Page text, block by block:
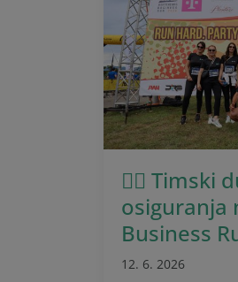
🏃‍♂️ Timski
osiguranja
Business
12. 6. 2026